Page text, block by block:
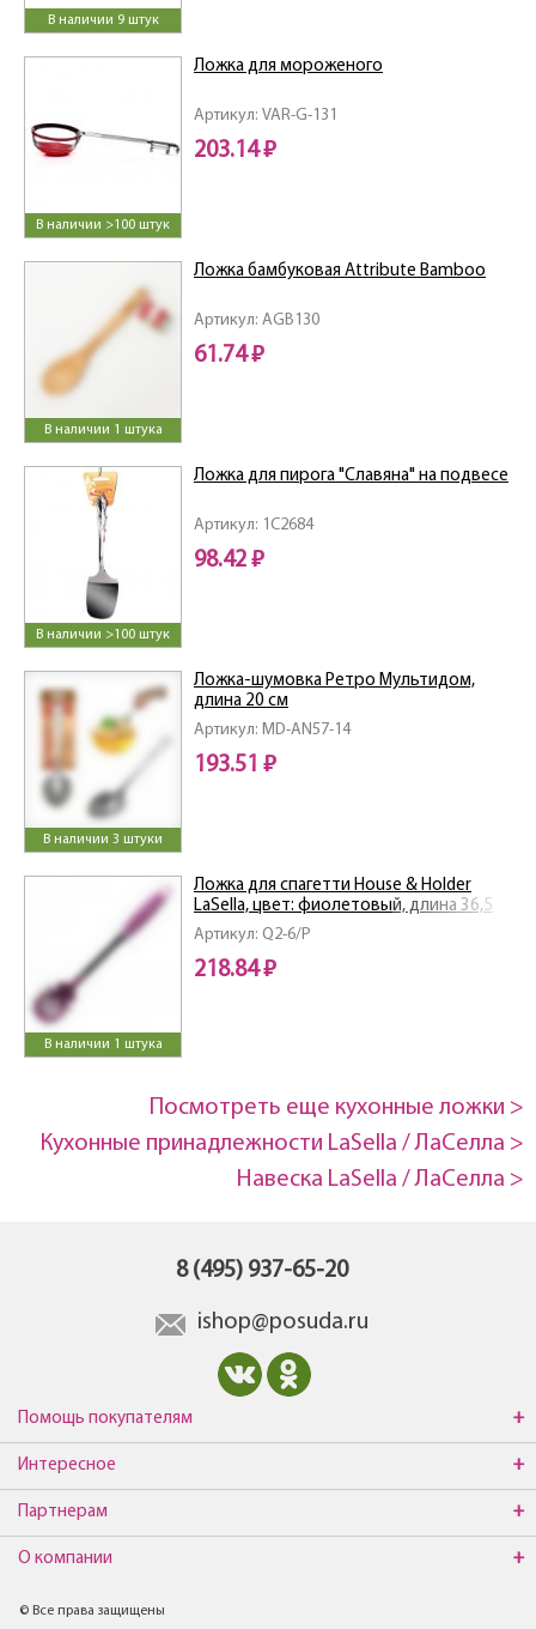
В наличии 9 штук
В наличии >100 штук
Артикул: VAR-G-131
Ложка для мороженого
203.14 ₽
В наличии 1 штука
Артикул: AGB130
Ложка бамбуковая Attribute Bamboo
61.74 ₽
В наличии >100 штук
Артикул: 1C2684
Ложка для пирога "Славяна" на подвесе
98.42 ₽
В наличии 3 штуки
Артикул: MD-AN57-14
Ложка-шумовка Ретро Мультидом,
длина 20 см
193.51 ₽
В наличии 1 штука
Артикул: Q2-6/P
Ложка для спагетти House & Holder
LaSella, цвет: фиолетовый, длина 36,5
см
218.84 ₽
Посмотреть еще кухонные ложки >
Кухонные принадлежности LaSella / ЛаCелла >
Навеска LaSella / ЛаCелла >
8 (495) 937-65-20
ishop@posuda.ru
Помощь покупателям
Интересное
Партнерам
О компании
© Все права защищены